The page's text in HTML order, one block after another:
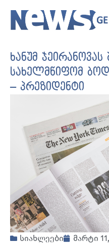
ხანუმ ჯეირანოვას
სახელმწიფომ
– პრეზიდენტი
სიახლეები
მარტი